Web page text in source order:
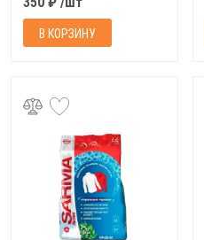
В КОРЗИНУ